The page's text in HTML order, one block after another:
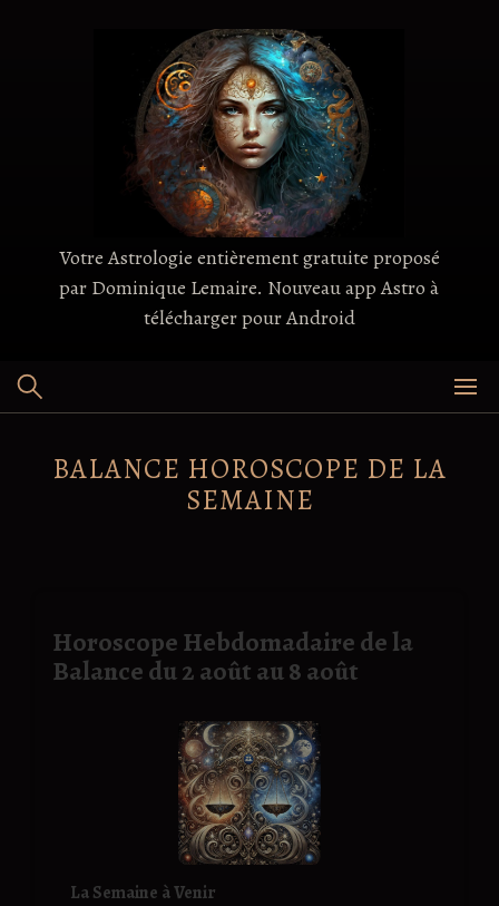
Votre Astrologie entièrement gratuite proposé
par Dominique Lemaire. Nouveau app Astro à
télécharger pour Android
BALANCE HOROSCOPE DE LA
SEMAINE
Horoscope Hebdomadaire de la
Balance du 2 août au 8 août
La Semaine à Venir